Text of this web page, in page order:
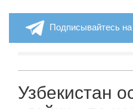
Подписывайтесь
Узбекистан